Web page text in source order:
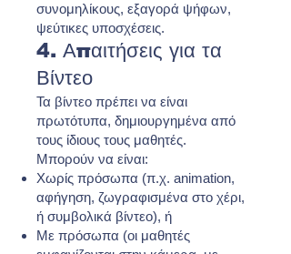
συνομηλίκους, εξαγορά ψήφων,
ψεύτικες υποσχέσεις.
4. Απαιτήσεις για τα
Βίντεο
Τα βίντεο πρέπει να είναι
πρωτότυπα, δημιουργημένα από
τους ίδιους τους μαθητές.
Μπορούν να είναι:
Χωρίς πρόσωπα (π.χ. animation,
αφήγηση, ζωγραφισμένα στο χέρι,
ή συμβολικά βίντεο), ή
Με πρόσωπα (οι μαθητές